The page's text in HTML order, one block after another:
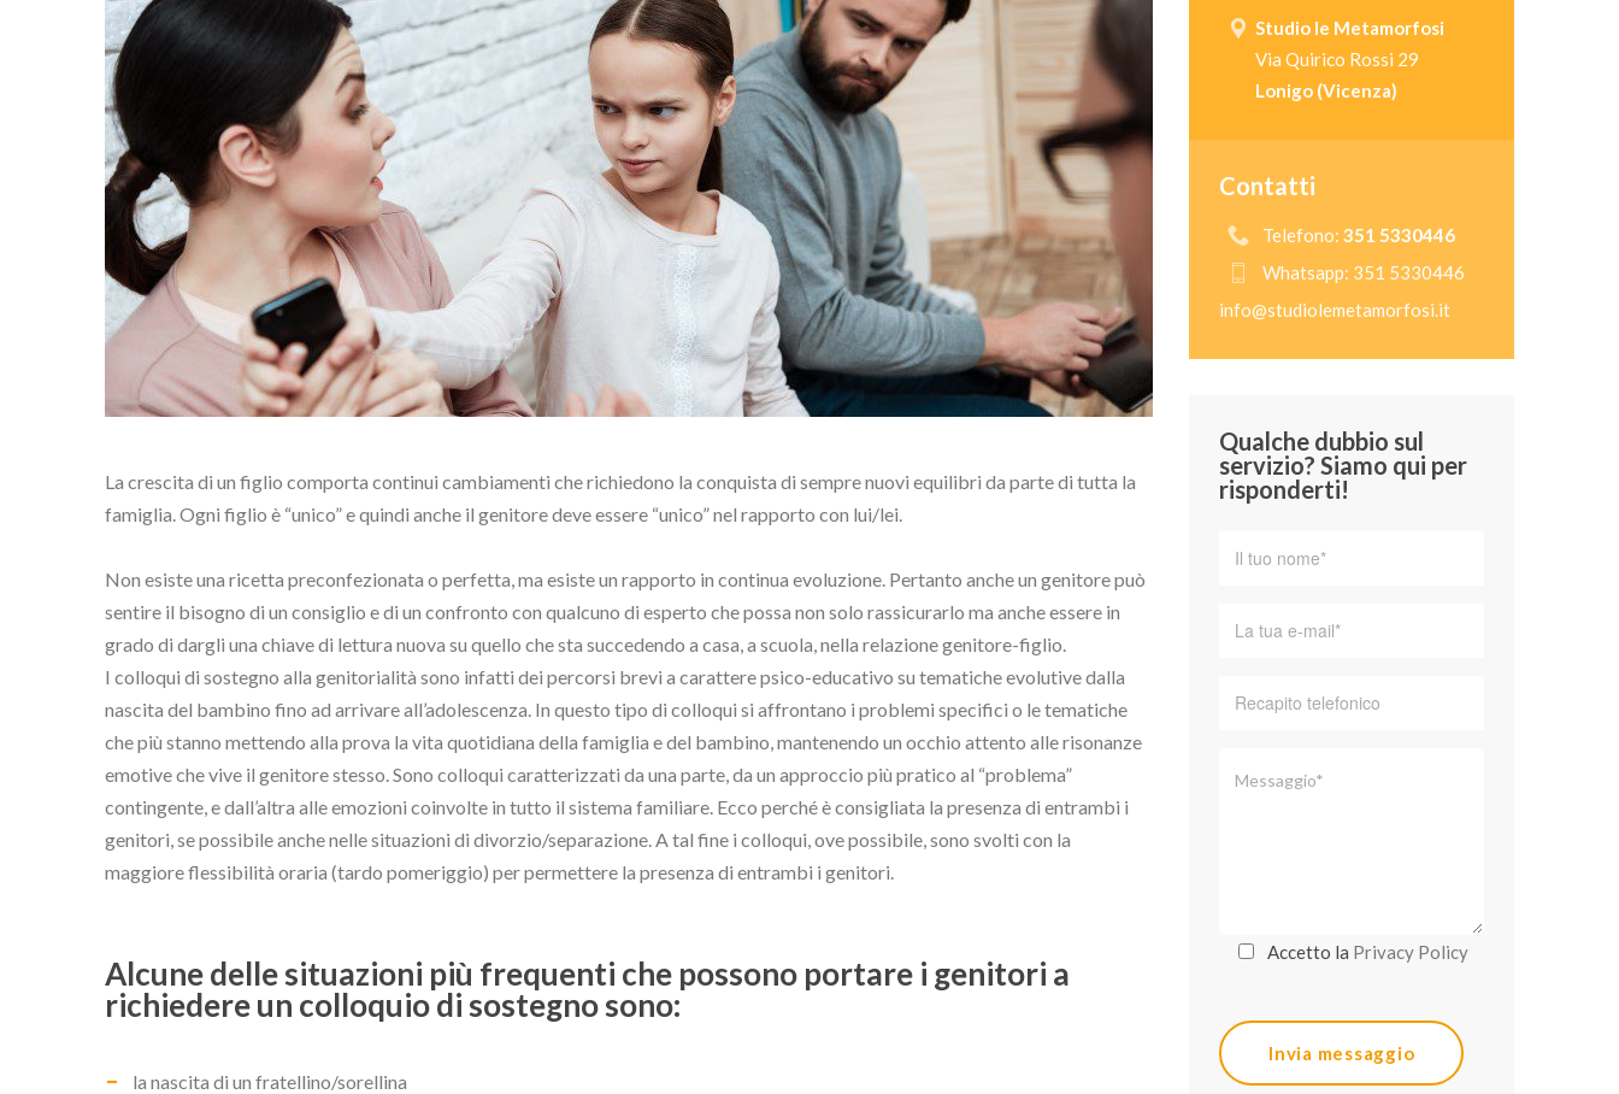
La crescita di un figlio comporta continui cambiamenti che richiedono la conquista di sempre nuovi equilibri da parte di tutta la
famiglia. Ogni figlio è “unico” e quindi anche il genitore deve essere “unico” nel rapporto con lui/lei.
Non esiste una ricetta preconfezionata o perfetta, ma esiste un rapporto in continua evoluzione. Pertanto anche un genitore può
sentire il bisogno di un consiglio e di un confronto con qualcuno di esperto che possa non solo rassicurarlo ma anche essere in
grado di dargli una chiave di lettura nuova su quello che sta succedendo a casa, a scuola, nella relazione genitore-figlio.
I colloqui di sostegno alla genitorialità sono infatti dei percorsi brevi a carattere psico-educativo su tematiche evolutive dalla
nascita del bambino fino ad arrivare all’adolescenza. In questo tipo di colloqui si affrontano i problemi specifici o le tematiche
che più stanno mettendo alla prova la vita quotidiana della famiglia e del bambino, mantenendo un occhio attento alle risonanze
emotive che vive il genitore stesso. Sono colloqui caratterizzati da una parte, da un approccio più pratico al “problema”
contingente, e dall’altra alle emozioni coinvolte in tutto il sistema familiare. Ecco perché è consigliata la presenza di entrambi i
genitori, se possibile anche nelle situazioni di divorzio/separazione. A tal fine i colloqui, ove possibile, sono svolti con la
maggiore flessibilità oraria (tardo pomeriggio) per permettere la presenza di entrambi i genitori.
Alcune delle situazioni più frequenti che possono portare i genitori a
richiedere un colloquio di sostegno sono:
la nascita di un fratellino/sorellina
Studio le Metamorfosi
Via Quirico Rossi 29
Lonigo (Vicenza)
Contatti
Telefono: 351 5330446
Whatsapp: 351 5330446
info@studiolemetamorfosi.it
Qualche dubbio sul
servizio? Siamo qui per
risponderti!
Accetto la Privacy Policy